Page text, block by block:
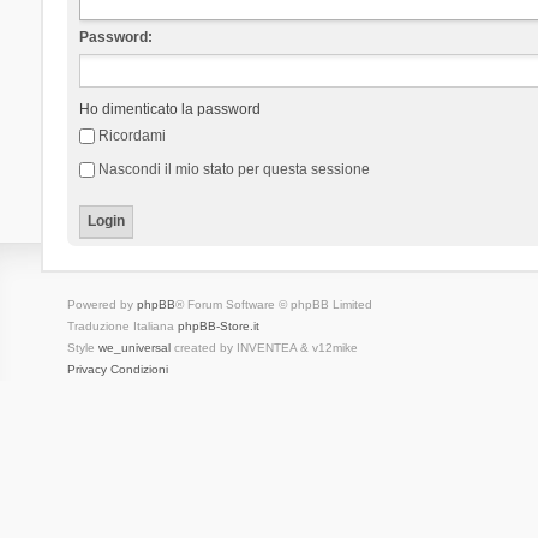
Password:
Ho dimenticato la password
Ricordami
Nascondi il mio stato per questa sessione
Powered by phpBB® Forum Software © phpBB Limited
Traduzione Italiana phpBB-Store.it
Style we_universalcreated by INVENTEA & v12mike
Privacy Condizioni